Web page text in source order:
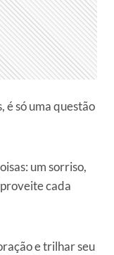
é só uma questão
um sorriso,
cada
e trilhar seu